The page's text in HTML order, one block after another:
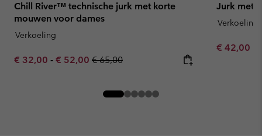
Chill River™ technische jurk met korte
mouwen voor dames
Verkoeling
Minimum sale price:
€ 32,00 - Maximum sale price:
€ 52,00 Regular price:
€ 65,00
Jurk met
Verkoeling
Minimum
€ 42,00